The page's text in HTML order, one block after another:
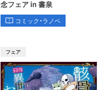
念フェア in 書泉
コミック・ラノベ
フェア